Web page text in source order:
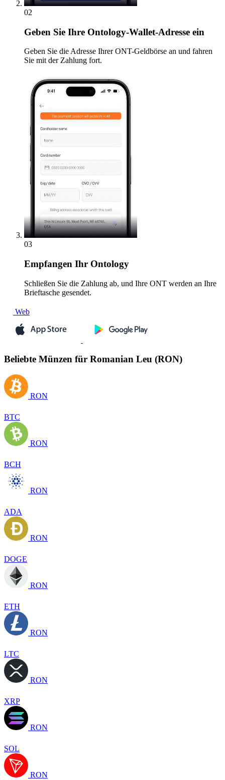
02
Geben Sie Ihre Ontology-Wallet-Adresse ein
Geben Sie die Adresse Ihrer ONT-Geldbörse an und fahren
Sie mit der Zahlung fort.
03
Empfangen Ihr Ontology
Schließen Sie die Zahlung ab, und Ihre ONT werden an Ihre
Brieftasche gesendet.
Web
Beliebte Münzen für Romanian Leu (RON)
RON
BTC
RON
BCH
RON
ADA
RON
DOGE
RON
ETH
RON
LTC
RON
XRP
RON
SOL
RON